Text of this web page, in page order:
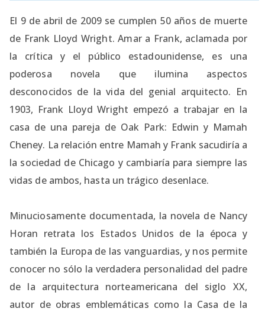
El 9 de abril de 2009 se cumplen 50 años de muerte
de Frank Lloyd Wright. Amar a Frank, aclamada por
la crítica y el público estadounidense, es una
poderosa novela que ilumina aspectos
desconocidos de la vida del genial arquitecto. En
1903, Frank Lloyd Wright empezó a trabajar en la
casa de una pareja de Oak Park: Edwin y Mamah
Cheney. La relación entre Mamah y Frank sacudiría a
la sociedad de Chicago y cambiaría para siempre las
vidas de ambos, hasta un trágico desenlace.
Minuciosamente documentada, la novela de Nancy
Horan retrata los Estados Unidos de la época y
también la Europa de las vanguardias, y nos permite
conocer no sólo la verdadera personalidad del padre
de la arquitectura norteamericana del siglo XX,
autor de obras emblemáticas como la Casa de la